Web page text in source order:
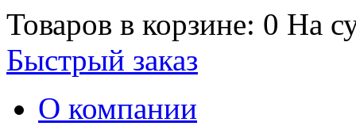
Товаров в корзине: 0 На
Быстрый заказ
О компании